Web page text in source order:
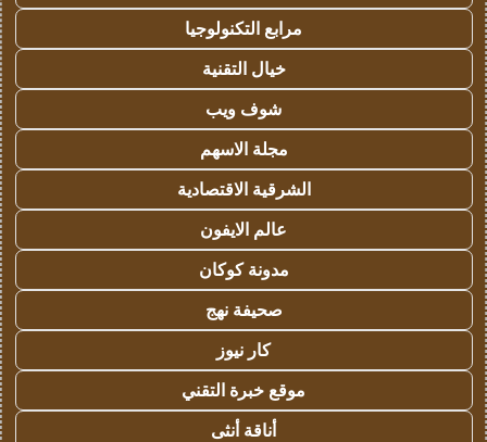
مرابع التكنولوجيا
خيال التقنية
شوف ويب
مجلة الاسهم
الشرقية الاقتصادية
عالم الايفون
مدونة كوكان
صحيفة نهج
كار نيوز
موقع خبرة التقني
أناقة أنثى